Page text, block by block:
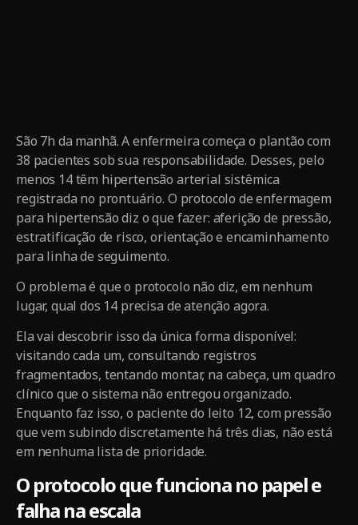
São 7h da manhã. A enfermeira começa o plantão com
38 pacientes sob sua responsabilidade. Desses, pelo
menos 14 têm hipertensão arterial sistêmica
registrada no prontuário. O protocolo de enfermagem
para hipertensão diz o que fazer: aferição de pressão,
estratificação de risco, orientação e encaminhamento
para linha de seguimento.
O problema é que o protocolo não diz, em nenhum
lugar, qual dos 14 precisa de atenção agora.
Ela vai descobrir isso da única forma disponível:
visitando cada um, consultando registros
fragmentados, tentando montar, na cabeça, um quadro
clínico que o sistema não entregou organizado.
Enquanto faz isso, o paciente do leito 12, com pressão
que vem subindo discretamente há três dias, não está
em nenhuma lista de prioridade.
O protocolo que funciona no papel e
falha na escala